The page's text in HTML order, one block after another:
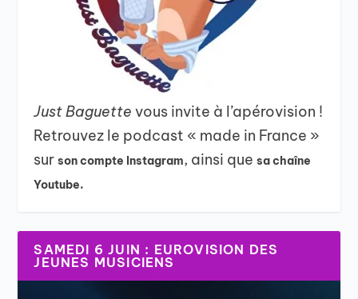
Just Baguettevous invite à l’apérovision !
Retrouvez le podcast « made in France »
surson compte Instagram, ainsi quesa chaîne
Youtube.
SAMEDI 6 JUIN : EUROVISION DES
JEUNES MUSICIENS